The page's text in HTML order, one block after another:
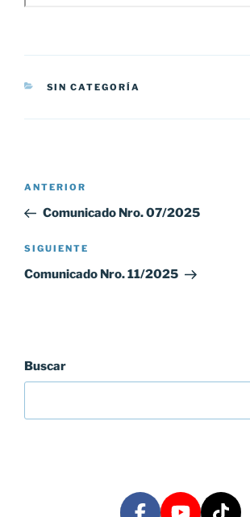
CATEGORÍAS
SIN CATEGORÍA
Navegación
entradas
Entrada
anterior:
ANTERIOR
Comunicado Nro. 07/2025
Siguiente
entrada
SIGUIENTE
Comunicado Nro. 11/2025
Buscar